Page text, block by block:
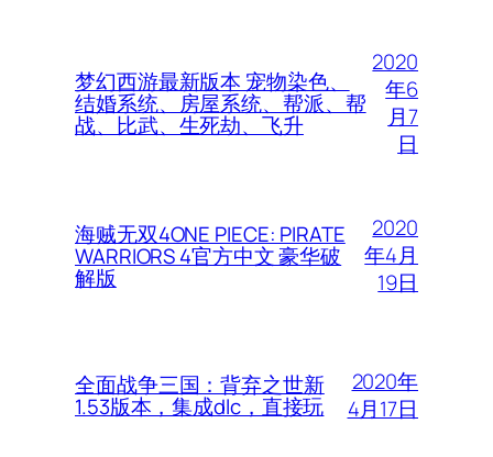
梦幻西游最新版本 宠物染色、
结婚系统、房屋系统、帮派、帮
战、比武、生死劫、飞升
2020
年6
月7
日
海贼无双4ONE PIECE: PIRATE
WARRIORS 4官方中文 豪华破
解版
2020
年4月
19日
全面战争三国：背弃之世新
1.53版本，集成dlc，直接玩
2020年
4月17日